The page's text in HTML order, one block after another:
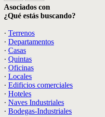
Asociados con
¿Qué estás buscando?
· Terrenos
· Departamentos
· Casas
· Quintas
· Oficinas
· Locales
· Edificios comerciales
· Hoteles
· Naves Industriales
· Bodegas-Industriales